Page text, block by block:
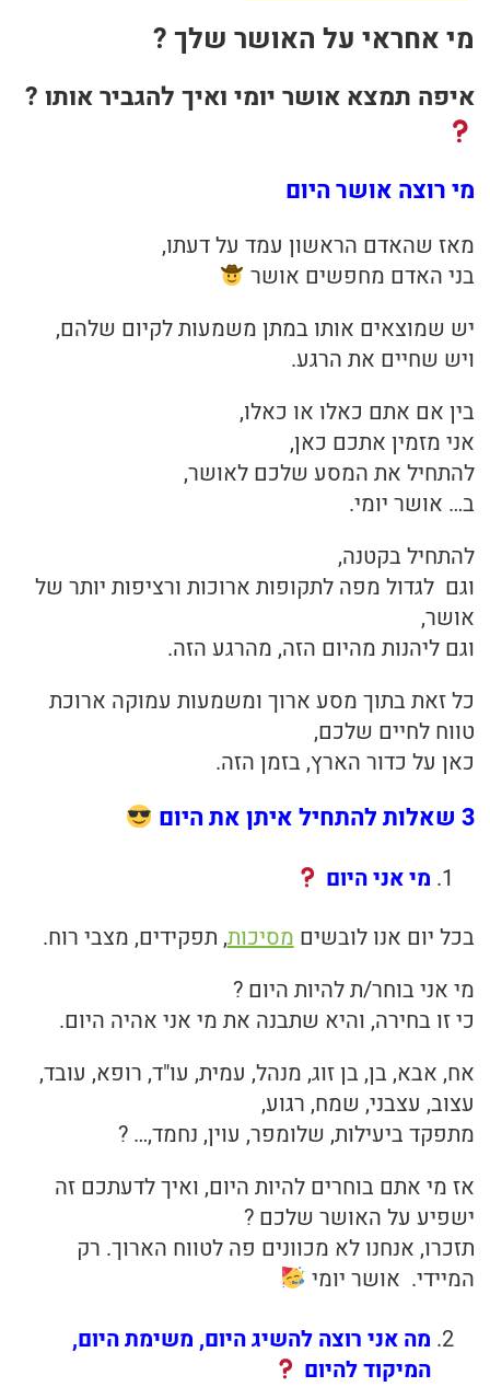
בריאות
תזונה
עיסוי
מי אחראי על האושר שלך ?
איפה תמצא אושר יומי ואיך להגביר אותו ?
מי רוצה אושר היום
מאז שהאדם הראשון עמד על דעתו,
בני האדם מחפשים אושר
יש שמוצאים אותו במתן משמעות לקיום שלהם,
ויש שחיים את הרגע.
בין אם אתם כאלו או כאלו,
אני מזמין אתכם כאן,
להתחיל את המסע שלכם לאושר,
ב… אושר יומי.
להתחיל בקטנה,
וגם לגדול מפה לתקופות ארוכות ורציפות יותר של
אושר,
וגם ליהנות מהיום הזה, מהרגע הזה.
כל זאת בתוך מסע ארוך ומשמעות עמוקה ארוכת
טווח לחיים שלכם,
כאן על כדור הארץ, בזמן הזה.
3 שאלות להתחיל איתן את היום
מי אני היום
בכל יום אנו לובשיםמסיכות, תפקידים, מצבי רוח.
מי אני בוחר/ת להיות היום ?
כי זו בחירה, והיא שתבנה את מי אני אהיה היום.
אח, אבא, בן, בן זוג, מנהל, עמית, עו"ד, רופא, עובד,
עצוב, עצבני, שמח, רגוע,
מתפקד ביעילות, שלומפר, עוין, נחמד,… ?
אז מי אתם בוחרים להיות היום, ואיך לדעתכם זה
ישפיע על האושר שלכם ?
תזכרו, אנחנו לא מכוונים פה לטווח הארוך. רק
המיידי. אושר יומי
מה אני רוצה להשיג היום, משימת היום,
המיקוד להיום